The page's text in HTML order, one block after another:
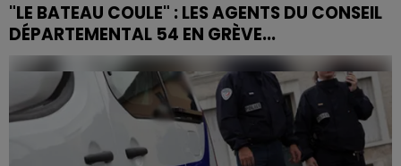
"LE BATEAU COULE" : LES AGENTS DU CONSEIL
DÉPARTEMENTAL 54 EN GRÈVE...
Les syndicats SUD et CGT ont déposé un préavis de
grève pour le 29 mai 2026. En cause : une surcharge de
travail chronique et le projet de fermeture d'une...